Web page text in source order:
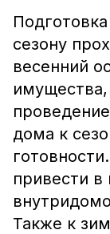
сезону
весенний
дома к
привести в
Также к